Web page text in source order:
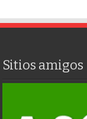
Sitios amigos